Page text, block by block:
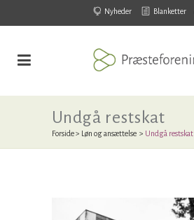
Nyheder Blanketter
Undgå restskat
Forside> Løn og ansættelse > Undgå restskat